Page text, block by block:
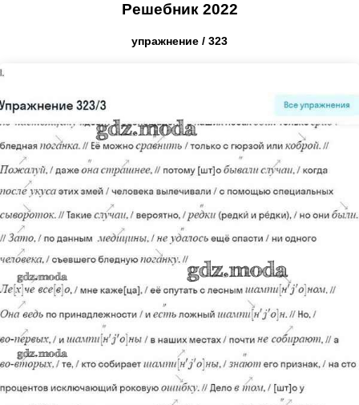
Решебник 2022
упражнение / 323